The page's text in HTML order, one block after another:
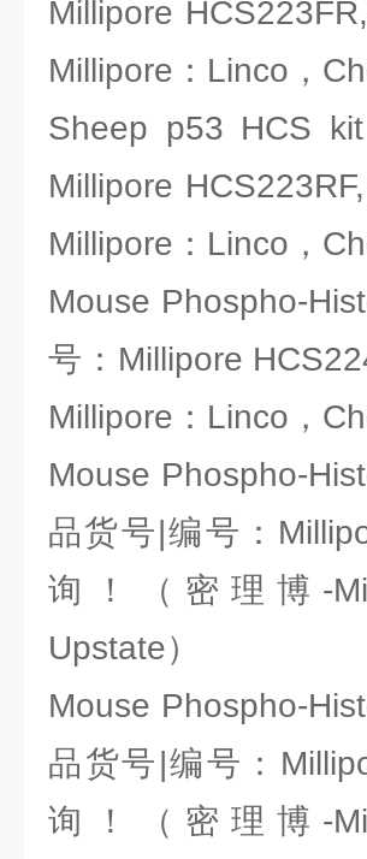
Millipore
Millipore：Linco，
Sheep p53 HCS
Millipore
Millipore：Linco，
Mouse Phospho-
号：Millipore
Millipore：Linco，
Mouse Phospho-
品货号|编号：
询！（密理博-
Upstate）
Mouse Phospho-
品货号|编号：
询！（密理博-